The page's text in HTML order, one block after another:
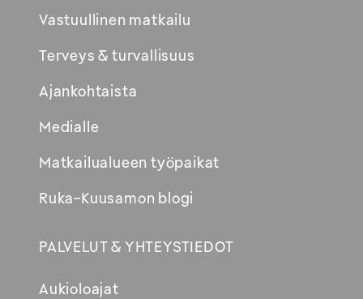
Vastuullinen matkailu
Terveys & turvallisuus
Ajankohtaista
Medialle
Matkailualueen työpaikat
Ruka-Kuusamon blogi
PALVELUT & YHTEYSTIEDOT
Aukioloajat